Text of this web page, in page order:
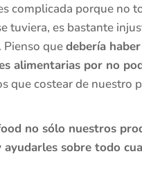
complicada porque no
tuviera, es bastante
quedebería
alimentarias por no
que costear de nuestro
no sólo nuestros
ayudarles sobre todo